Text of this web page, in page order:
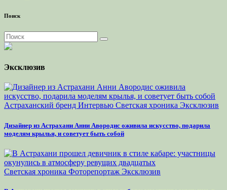
Поиск
Эксклюзив
Астраханский бренд Интервью Светская хроника Эксклюзив
Дизайнер из Астрахани Анни Авородис оживила искусство, подарила
моделям крылья, и советует быть собой
Светская хроника Фоторепортаж Эксклюзив